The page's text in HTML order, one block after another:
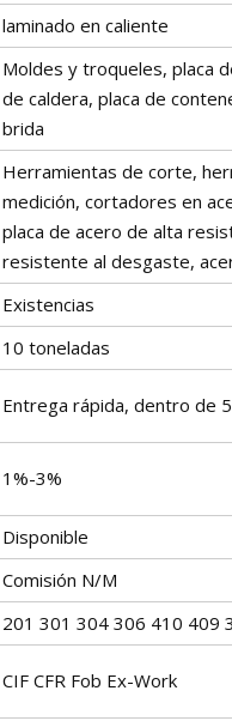
laminado en caliente
Moldes y troqueles, placa
de caldera, placa de
brida
Herramientas de corte,
medición, cortadores en
placa de acero de alta
resistente al desgaste,
Existencias
10 toneladas
Entrega rápida, dentro de
1%-3%
Disponible
Comisión N/M
201 301 304 306 410 409
CIF CFR Fob Ex-Work